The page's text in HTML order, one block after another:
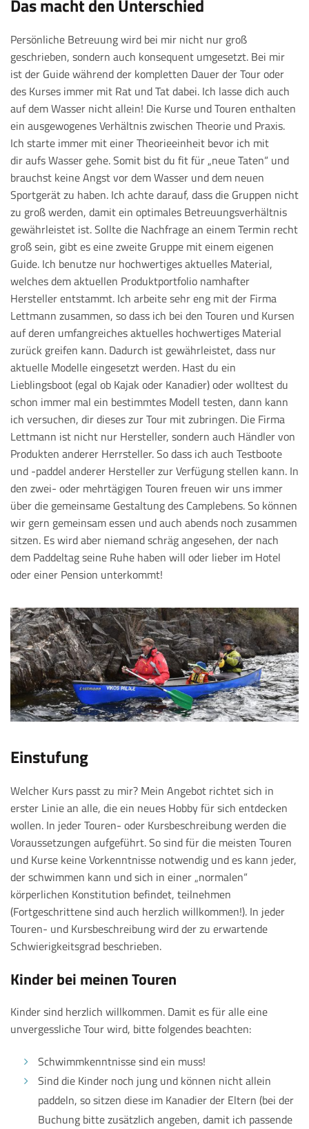
Das macht den Unterschied
Persönliche Betreuung wird bei mir nicht nur groß
geschrieben, sondern auch konsequent umgesetzt. Bei mir
ist der Guide während der kompletten Dauer der Tour oder
des Kurses immer mit Rat und Tat dabei. Ich lasse dich auch
auf dem Wasser nicht allein! Die Kurse und Touren enthalten
ein ausgewogenes Verhältnis zwischen Theorie und Praxis.
Ich starte immer mit einer Theorieeinheit bevor ich mit
dir aufs Wasser gehe. Somit bist du fit für „neue Taten“ und
brauchst keine Angst vor dem Wasser und dem neuen
Sportgerät zu haben. Ich achte darauf, dass die Gruppen nicht
zu groß werden, damit ein optimales Betreuungsverhältnis
gewährleistet ist. Sollte die Nachfrage an einem Termin recht
groß sein, gibt es eine zweite Gruppe mit einem eigenen
Guide. Ich benutze nur hochwertiges aktuelles Material,
welches dem aktuellen Produktportfolio namhafter
Hersteller entstammt. Ich arbeite sehr eng mit der Firma
Lettmann zusammen, so dass ich bei den Touren und Kursen
auf deren umfangreiches aktuelles hochwertiges Material
zurück greifen kann. Dadurch ist gewährleistet, dass nur
aktuelle Modelle eingesetzt werden. Hast du ein
Lieblingsboot (egal ob Kajak oder Kanadier) oder wolltest du
schon immer mal ein bestimmtes Modell testen, dann kann
ich versuchen, dir dieses zur Tour mit zubringen. Die Firma
Lettmann ist nicht nur Hersteller, sondern auch Händler von
Produkten anderer Herrsteller. So dass ich auch Testboote
und -paddel anderer Hersteller zur Verfügung stellen kann. In
den zwei- oder mehrtägigen Touren freuen wir uns immer
über die gemeinsame Gestaltung des Camplebens. So können
wir gern gemeinsam essen und auch abends noch zusammen
sitzen. Es wird aber niemand schräg angesehen, der nach
dem Paddeltag seine Ruhe haben will oder lieber im Hotel
oder einer Pension unterkommt!
Einstufung
Welcher Kurs passt zu mir? Mein Angebot richtet sich in
erster Linie an alle, die ein neues Hobby für sich entdecken
wollen. In jeder Touren- oder Kursbeschreibung werden die
Voraussetzungen aufgeführt. So sind für die meisten Touren
und Kurse keine Vorkenntnisse notwendig und es kann jeder,
der schwimmen kann und sich in einer „normalen“
körperlichen Konstitution befindet, teilnehmen
(Fortgeschrittene sind auch herzlich willkommen!). In jeder
Touren- und Kursbeschreibung wird der zu erwartende
Schwierigkeitsgrad beschrieben.
Kinder bei meinen Touren
Kinder sind herzlich willkommen. Damit es für alle eine
unvergessliche Tour wird, bitte folgendes beachten:
Schwimmkenntnisse sind ein muss!
Sind die Kinder noch jung und können nicht allein
paddeln, so sitzen diese im Kanadier der Eltern (bei der
Buchung bitte zusätzlich angeben, damit ich passende